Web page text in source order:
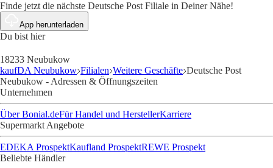
Finde jetzt die nächste Deutsche Post Filiale in Deiner Nähe!
App herunterladen
Du bist hier
18233 Neubukow
kaufDA Neubukow Filialen Weitere Geschäfte Deutsche Post
Neubukow - Adressen & Öffnungszeiten
Unternehmen
Über Bonial.deFür Handel und HerstellerKarriere
Supermarkt Angebote
EDEKA ProspektKaufland ProspektREWE Prospekt
Beliebte Händler